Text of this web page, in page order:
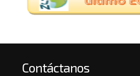
Contáctanos